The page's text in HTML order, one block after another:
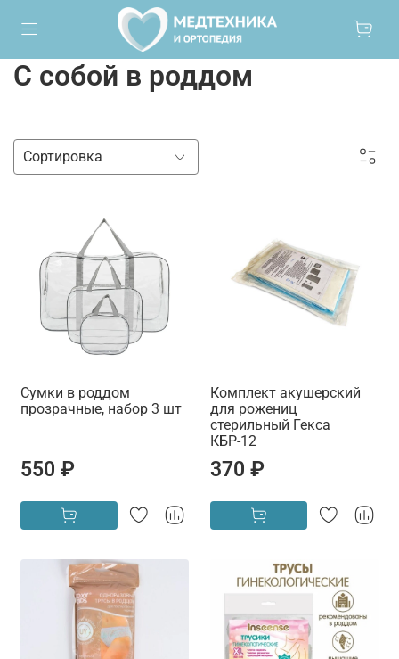
С собой в роддом
Сумки в роддом
прозрачные, набор 3 шт
550 ₽
Комплект акушерский
для рожениц
стерильный Гекса
КБР-12
370 ₽